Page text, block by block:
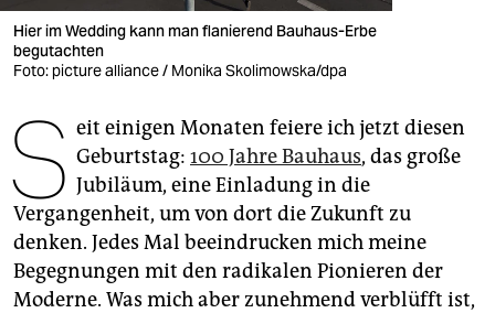
shop
fragen & hilfe
abo
genossenschaft
epaper login
Hier im Wedding kann man flanierend Bauhaus-Erbe
begutachten
Foto: picture alliance / Monika Skolimowska/dpa
S eit einigen Monaten feiere ich jetzt diesen
Geburtstag: 100 Jahre Bauhaus, das große
Jubiläum, eine Einladung in die
Vergangenheit, um von dort die Zukunft zu
denken. Jedes Mal beeindrucken mich meine
Begegnungen mit den radikalen Pionieren der
Moderne. Was mich aber zunehmend verblüfft ist,